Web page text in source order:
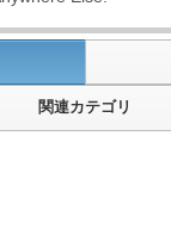
関連カテゴリ